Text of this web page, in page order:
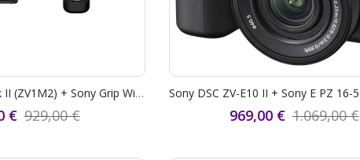
Sony DSC ZV-1 Mark II (ZV1M2) + Sony Grip Wireless Telecomando GP-VPT3 - Garanzia Sony Italia 2+1 Anni - "STUDENT CASHBACK € 100,00" - "SCONTO CASSA SONY € 100,00"
€ 929,00 € 969,00 € 1.069,00 €